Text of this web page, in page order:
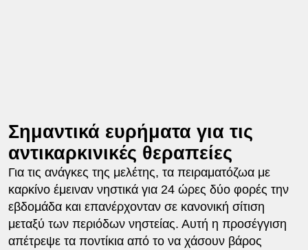
Σημαντικά ευρήματα για τις
αντικαρκινικές θεραπείες
Για τις ανάγκες της μελέτης, τα πειραματόζωα με
καρκίνο έμειναν νηστικά για 24 ώρες δύο φορές την
εβδομάδα και επανέρχονταν σε κανονική σίτιση
μεταξύ των περιόδων νηστείας. Αυτή η προσέγγιση
απέτρεψε τα ποντίκια από το να χάσουν βάρος